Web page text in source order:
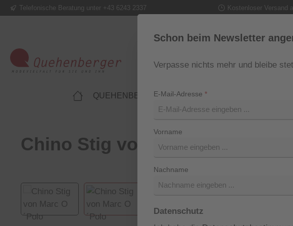
Hauptinhalt springen
Zur Suche springen
Zur Hauptnavigation springen
Telefonische Beratung unter +43 6243 2337 Kostenloser Versand
QUEHENBERGER LIFESTYLE
Chino Stig von Marc O´Polo
Bildergalerie überspringen
Schon beim Newsletter
Verpasse nichts mehr und bleibe
E-Mail-Adresse *
Vorname
Nachname
Datenschutz